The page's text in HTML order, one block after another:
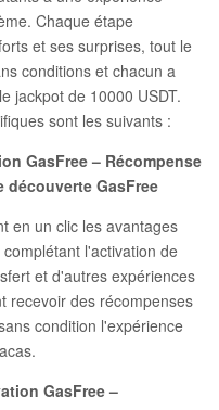
Chaque étape
et ses surprises, tout le
conditions et chacun a
jackpot de 10000 USDT.
sont les suivants :
GasFree – Récompense
découverte GasFree
en un clic les avantages
l'activation de
et d'autres expériences
recevoir des récompenses
condition l'expérience
GasFree –